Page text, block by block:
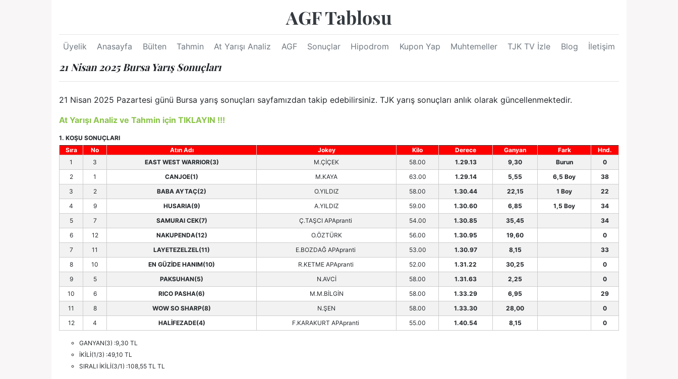
AGF Tablosu
Üyelik Anasayfa Bülten Tahmin At Yarışı Analiz AGF Sonuçlar Hipodrom Kupon Yap Muhtemeller TJK TV İzle Blog İletişim
21 Nisan 2025 Bursa Yarış Sonuçları
21 Nisan 2025 Pazartesi günü Bursa yarış sonuçları sayfamızdan takip edebilirsiniz. TJK yarış sonuçları anlık olarak güncellenmektedir.
At Yarışı Analiz ve Tahmin için TIKLAYIN !!!
1. KOŞU SONUÇLARI
Sıra
No Atın Adı Jokey Kilo Derece Ganyan Fark
Hnd.
1
3 EAST WEST WARRIOR(3) M.ÇİÇEK 58.00 1.29.13 9,30 Burun
0
2
1 CANJOE(1) M.KAYA 63.00 1.29.14 5,55 6,5 Boy
38
3
2 BABA AYTAÇ(2) O.YILDIZ 58.00 1.30.44 22,15 1 Boy
22
4
9 HUSARIA(9) A.YILDIZ 59.00 1.30.60 6,85 1,5 Boy
34
5
7 SAMURAI CEK(7) Ç.TAŞCI APApranti 54.00 1.30.85 35,45
34
6
12 NAKUPENDA(12) O.ÖZTÜRK 56.00 1.30.95 19,60
0
7
11 LAYETEZELZEL(11) E.BOZDAĞ APApranti 53.00 1.30.97 8,15
33
8
10 EN GÜZİDE HANIM(10) R.KETME APApranti 52.00 1.31.22 30,25
0
9
5 PAKSUHAN(5) N.AVCİ 58.00 1.31.63 2,25
0
10
6 RICO PASHA(6) M.M.BİLGİN 58.00 1.33.29 6,95
29
11
8 WOW SO SHARP(8) N.ŞEN 58.00 1.33.30 28,00
0
12
4 HALİFEZADE(4) F.KARAKURT APApranti 55.00 1.40.54 8,15 0
GANYAN(3) :9,30 TL
İKİLİ(1/3) :49,10 TL
SIRALI İKİLİ(3/1) :108,55 TL TL